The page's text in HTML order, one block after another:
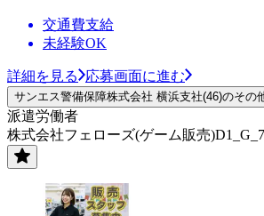
交通費支給
未経験OK
詳細を見る 応募画面に進む
サンエス警備保障株式会社 横浜支社(46)のその
派遣労働者
株式会社フェローズ(ゲーム販売